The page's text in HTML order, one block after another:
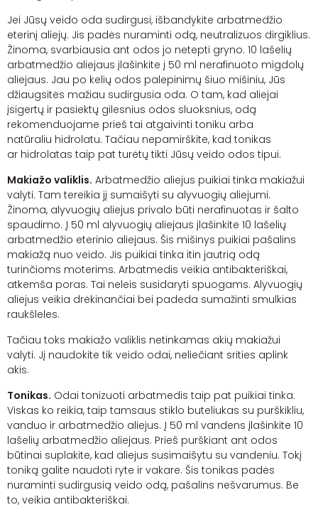
Jei Jūsų veido oda sudirgusi, išbandykite arbatmedžio
eterinį aliejų. Jis padės nuraminti odą, neutralizuos dirgiklius.
Žinoma, svarbiausia ant odos jo netepti gryno. 10 lašelių
arbatmedžio aliejaus įlašinkite į 50 ml nerafinuoto migdolų
aliejaus. Jau po kelių odos palepinimų šiuo mišiniu, Jūs
džiaugsitės mažiau sudirgusia oda. O tam, kad aliejai
įsigertų ir pasiektų gilesnius odos sluoksnius, odą
rekomenduojame prieš tai atgaivinti toniku arba
natūraliu hidrolatu. Tačiau nepamirškite, kad tonikas
ar hidrolatas taip pat turėtų tikti Jūsų veido odos tipui.
Makiažo valiklis. Arbatmedžio aliejus puikiai tinka makiažui
valyti. Tam tereikia jį sumaišyti su alyvuogių aliejumi.
Žinoma, alyvuogių aliejus privalo būti nerafinuotas ir šalto
spaudimo. Į 50 ml alyvuogių aliejaus įlašinkite 10 lašelių
arbatmedžio eterinio aliejaus. Šis mišinys puikiai pašalins
makiažą nuo veido. Jis puikiai tinka itin jautrią odą
turinčioms moterims. Arbatmedis veikia antibakteriškai,
atkemša poras. Tai neleis susidaryti spuogams. Alyvuogių
aliejus veikia drėkinančiai bei padeda sumažinti smulkias
raukšleles.
Tačiau toks makiažo valiklis netinkamas akių makiažui
valyti. Jį naudokite tik veido odai, neliečiant srities aplink
akis.
Tonikas. Odai tonizuoti arbatmedis taip pat puikiai tinka.
Viskas ko reikia, taip tamsaus stiklo buteliukas su purškikliu,
vanduo ir arbatmedžio aliejus. Į 50 ml vandens įlašinkite 10
lašelių arbatmedžio aliejaus. Prieš purškiant ant odos
būtinai suplakite, kad aliejus susimaišytu su vandeniu. Tokį
toniką galite naudoti ryte ir vakare. Šis tonikas padės
nuraminti sudirgusią veido odą, pašalins nešvarumus. Be
to, veikia antibakteriškai.